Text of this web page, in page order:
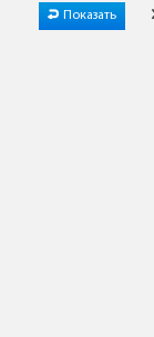
Показать